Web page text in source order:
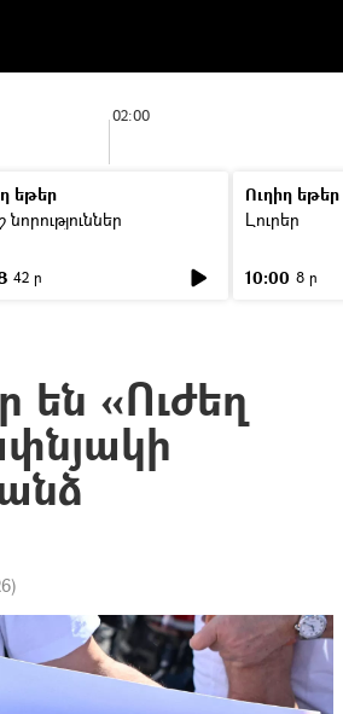
02:00
եթեր
նորություններ
42 ր
Ուղիղ եթեր
Լուրեր
10:00 8 ր
են «Ուժեղ
)